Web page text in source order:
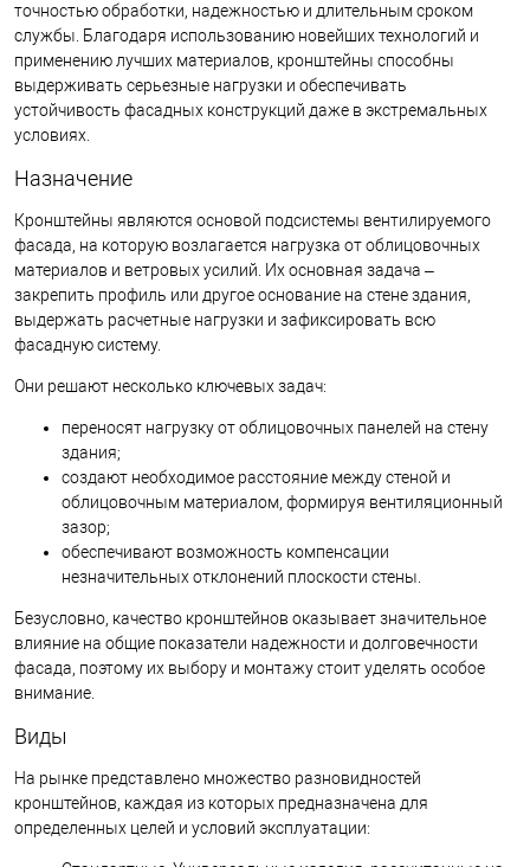
точностью обработки, надежностью и длительным сроком
службы. Благодаря использованию новейших технологий и
применению лучших материалов, кронштейны способны
выдерживать серьезные нагрузки и обеспечивать
устойчивость фасадных конструкций даже в экстремальных
условиях.
Назначение
Кронштейны являются основой подсистемы вентилируемого
фасада, на которую возлагается нагрузка от облицовочных
материалов и ветровых усилий. Их основная задача –
закрепить профиль или другое основание на стене здания,
выдержать расчетные нагрузки и зафиксировать всю
фасадную систему.
Они решают несколько ключевых задач:
переносят нагрузку от облицовочных панелей на стену
здания;
создают необходимое расстояние между стеной и
облицовочным материалом, формируя вентиляционный
зазор;
обеспечивают возможность компенсации
незначительных отклонений плоскости стены.
Безусловно, качество кронштейнов оказывает значительное
влияние на общие показатели надежности и долговечности
фасада, поэтому их выбору и монтажу стоит уделять особое
внимание.
Виды
На рынке представлено множество разновидностей
кронштейнов, каждая из которых предназначена для
определенных целей и условий эксплуатации: